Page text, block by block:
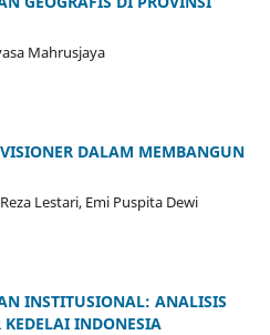
Mahrusjaya
DALAM MEMBANGUN
Lestari, Emi Puspita Dewi
INSTITUSIONAL: ANALISIS
KEDELAI INDONESIA